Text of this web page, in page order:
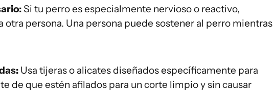
Si tu perro es especialmente nervioso o reactivo,
otra persona. Una persona puede sostener al perro mientras
Usa tijeras o alicates diseñados específicamente para
de que estén afilados para un corte limpio y sin causar